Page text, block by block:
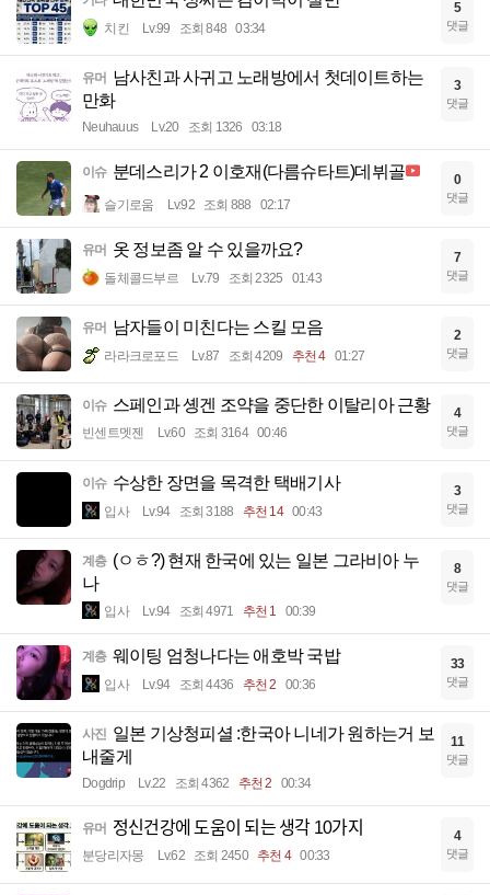
치킨 Lv.99 조회 848 03:34
5
댓글
유머 남사친과 사귀고 노래방에서 첫데이트하는
만화
Neuhauus Lv.20 조회 1326 03:18
3
댓글
이슈 분데스리가 2 이호재(다름슈타트)데뷔골
슬기로움 Lv.92 조회 888 02:17
0
댓글
유머 옷 정보좀 알 수 있을까요?
돌체콜드부르 Lv.79 조회 2325 01:43
7
댓글
유머 남자들이 미친다는 스킬 모음
라라크로포드 Lv.87 조회 4209 추천 4 01:27
2
댓글
이슈 스페인과 솅겐 조약을 중단한 이탈리아 근황
빈센트멧젠 Lv.60 조회 3164 00:46
4
댓글
이슈 수상한 장면을 목격한 택배기사
입사 Lv.94 조회 3188 추천 14 00:43
3
댓글
계층 (ㅇㅎ?) 현재 한국에 있는 일본 그라비아 누
나
입사 Lv.94 조회 4971 추천 1 00:39
8
댓글
계층 웨이팅 엄청나다는 애호박 국밥
입사 Lv.94 조회 4436 추천 2 00:36
33
댓글
사진 일본 기상청피셜 :한국아 니네가 원하는거 보
내줄게
Dogdrip Lv.22 조회 4362 추천 2 00:34
11
댓글
유머 정신건강에 도움이 되는 생각 10가지
분당리자몽 Lv.62 조회 2450 추천 4 00:33
4
댓글